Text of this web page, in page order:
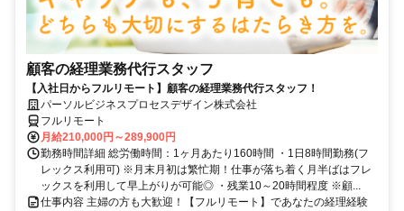
顧客の経理業務代行スタッフ
【入社日からフルリモート】顧客の経理業務代行スタッフ！
パーソルビジネスプロセスデザイン株式会社
フルリモート
月給210,000円～289,900円
勤務時間詳細 総労働時間：1ヶ月あたり160時間 ・1日8時間勤務(フ
レックス利用可) ※月末月初は繁忙期！仕事が落ち着く月半ばはフレ
ックスを利用して早上がりが可能◎ ・残業10～20時間程度 ※顧...
仕事内容 主婦の方も大歓迎！【フルリモート】であなたの経理経験